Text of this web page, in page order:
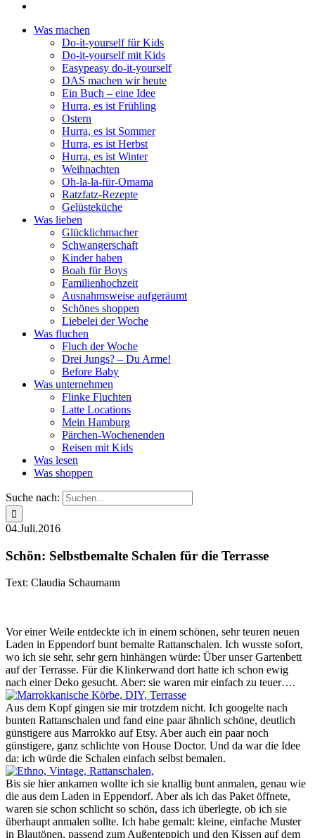
Was machen
Do-it-yourself für Kids
Do-it-yourself mit Kids
Easypeasy do-it-yourself
DAS machen wir heute
Ein Buch – eine Idee
Hurra, es ist Frühling
Ostern
Hurra, es ist Sommer
Hurra, es ist Herbst
Hurra, es ist Winter
Weihnachten
Oh-la-la-für-Omama
Ratzfatz-Rezepte
Gelüsteküche
Was lieben
Glücklichmacher
Schwangerschaft
Kinder haben
Boah für Boys
Familienhochzeit
Ausnahmsweise aufgeräumt
Schönes shoppen
Liebelei der Woche
Was fluchen
Fluch der Woche
Drei Jungs? – Du Arme!
Before Baby
Was unternehmen
Flinke Fluchten
Latte Locations
Mein Hamburg
Pärchen-Wochenenden
Reisen mit Kids
Was lesen
Was shoppen
Suche nach:
04.Juli.2016
Schön: Selbstbemalte Schalen für die Terrasse
Text: Claudia Schaumann
Vor einer Weile entdeckte ich in einem schönen, sehr teuren neuen
Laden in Eppendorf bunt bemalte Rattanschalen. Ich wusste sofort,
wo ich sie sehr, sehr gern hinhängen würde: Über unser Gartenbett
auf der Terrasse. Für die Klinkerwand dort hatte ich schon ewig
nach einer Deko gesucht. Aber: sie waren mir einfach zu teuer….
Aus dem Kopf gingen sie mir trotzdem nicht. Ich googelte nach
bunten Rattanschalen und fand eine paar ähnlich schöne, deutlich
günstigere aus Marrokko auf Etsy. Aber auch ein paar noch
günstigere, ganz schlichte von House Doctor. Und da war die Idee
da: ich würde die Schalen einfach selbst bemalen.
Bis sie hier ankamen wollte ich sie knallig bunt anmalen, genau wie
die aus dem Laden in Eppendorf. Aber als ich das Paket öffnete,
waren sie schon schlicht so schön, dass ich überlegte, ob ich sie
überhaupt anmalen sollte. Ich habe gemalt: kleine, einfache Muster
in Blautönen, passend zum Außenteppich und den Kissen auf dem